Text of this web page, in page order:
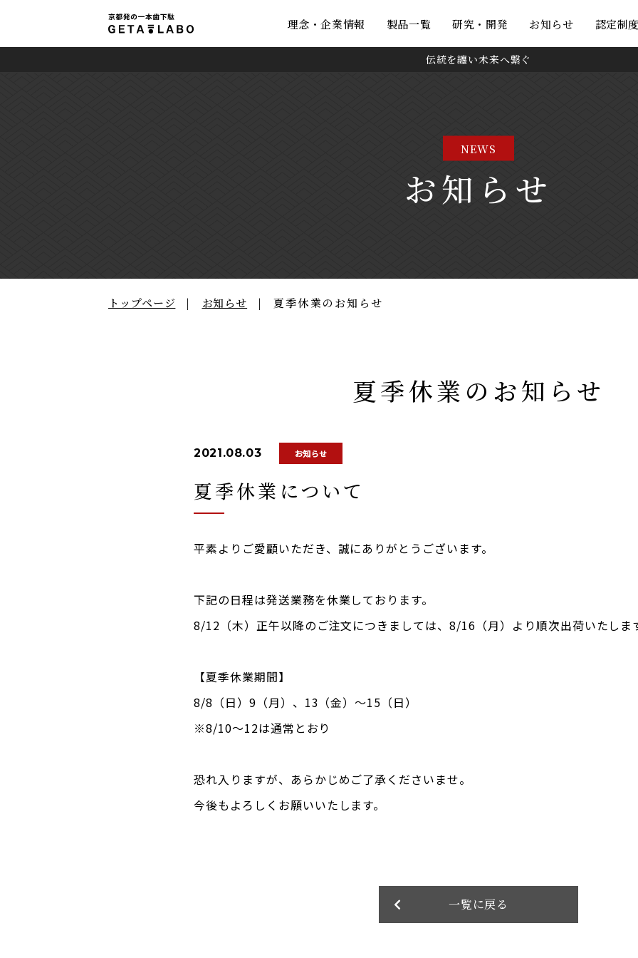
理念・企業情報 製品一覧 研究・開発 お知らせ 認定制
伝統を纏い未来へ繋ぐ
NEWS
お知らせ
トップページ お知らせ 夏季休業のお知らせ
夏季休業のお知らせ
2021.08.03 お知らせ
夏季休業について
平素よりご愛顧いただき、誠にありがとうございます。
下記の日程は発送業務を休業しております。
8/12（木）正午以降のご注文につきましては、8/16（月）より順次出荷いたしま
【夏季休業期間】
8/8（日）9（月）、13（金）～15（日）
※8/10〜12は通常とおり
恐れ入りますが、あらかじめご了承くださいませ。
今後もよろしくお願いいたします。
一覧に戻る